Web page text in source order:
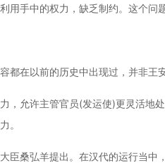
手中的权力，缺乏制约。这个问题
在以前的历史中出现过，并非王安
允许主管官员(发运使)更灵活地
。
桑弘羊提出。在汉代的运行当中